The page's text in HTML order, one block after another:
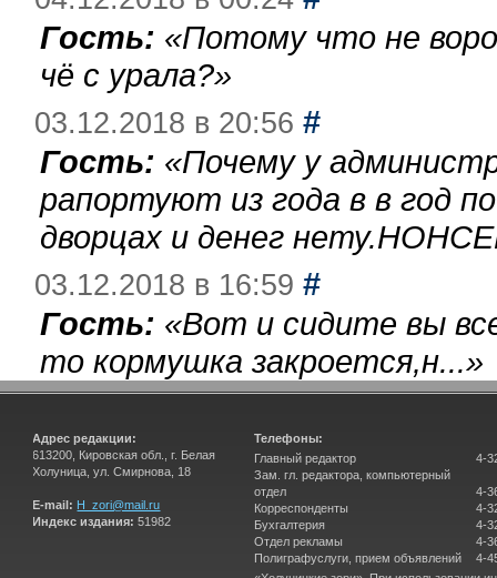
Гость: «Потому что не
чё с урала?»
03.12.2018 в 20:56 #
Гость: «Почему у
рапортуют из года в в год
дворцах и денег
03.12.2018 в 16:59 #
Гость: «Вот и сидите вы
то кормушка закроется,н...»
Адрес редакции:
613200, Кировская обл., г. Белая
Холуница, ул. Смирнова, 18
E-mail: H_zori@mail.ru
Индекс издания: 51982
Телефоны:
Главный редактор
Зам. гл. редактора, компьютерный
отдел
Корреспонденты
Бухгалтерия
Отдел рекламы
Полиграфуслуги, прием объявлений
4-
4-
4-
4-
4-
4-